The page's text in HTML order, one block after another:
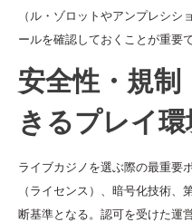
（ル・ゾロットやアンプレシ
ールを確認しておくことが重要で
安全性・規制
きるプレイ
ライブカジノを選ぶ際の最重要
（ライセンス）、暗号化技術、
断基準となる。認可を受けた運